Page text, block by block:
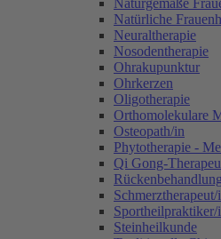
Naturgemäße
Natürliche
Neuraltherapie
Nosodentherapie
Ohrakupunktur
Ohrkerzen
Oligotherapie
Orthomolekulare
Osteopath/in
Phytotherapie -
Qi Gong-
Rückenbehandlung
Schmerztherapeut/
Sportheilpraktiker/
Steinheilkunde